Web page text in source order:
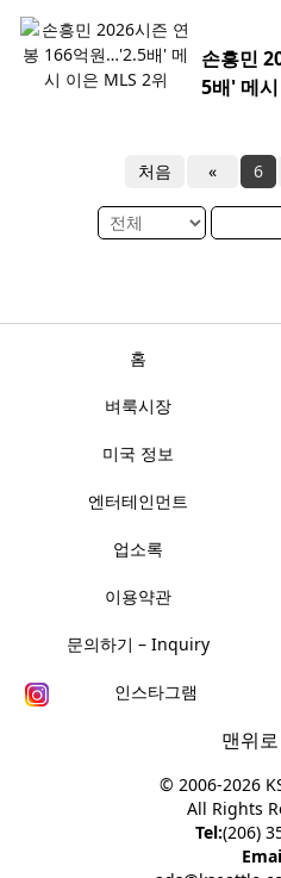
손흥민
5배' 메
처음 « 6
홈
벼룩시장
미국 정보
엔터테인먼트
업소록
이용약관
문의하기 – Inquiry
인스타그램
맨위로
© 2006-2026
All Rights
Tel:(206)